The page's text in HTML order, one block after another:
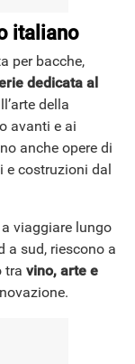
italiano
per bacche,
dedicata al
della
avanti e ai
anche opere di
e costruzioni dal
viaggiare lungo
a sud, riescono a
tra vino, arte e